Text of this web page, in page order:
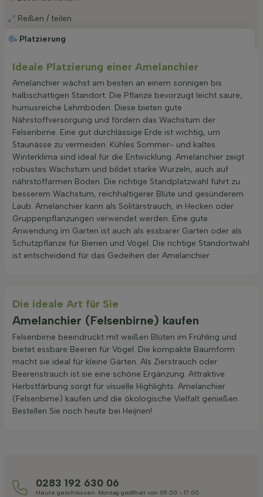
Platzierung
Reißen / teilen
Ideale Platzierung einer Amelanchier
Amelanchier wächst am besten an einem sonnigen bis
halbschattigen Standort. Die Pflanze bevorzugt leicht saure,
humusreiche Lehmböden. Diese bieten gute
Nährstoffversorgung und fördern das Wachstum der
Felsenbirne. Eine gut durchlässige Erde ist wichtig, um
Staunässe zu vermeiden. Kühles Sommer- und kaltes
Winterklima sind ideal für die Entwicklung. Amelanchier zeigt
robustes Wachstum und bildet starke Wurzeln, auch auf
nährstoffarmen Böden. Die richtige Standplatzwahl führt zu
besserem Wachstum, reichhaltigerer Blüte und gesünderem
Laub. Amelanchier kann als Solitärstrauch, in Hecken oder
Gruppenpflanzungen verwendet werden. Eine gute
Anwendung im Garten ist auch als essbarer Garten oder als
Schutzpflanze für Bienen und Vögel. Die richtige Standortwahl
ist entscheidend für das Gedeihen der Amelanchier.
Die ideale Art für Sie
Amelanchier (Felsenbirne) kaufen
Felsenbirne beeindruckt mit weißen Blüten im Frühling und
bietet essbare Beeren für Vögel. Die kompakte Baumform
macht sie ideal für kleine Gärten. Als Zierstrauch oder
Beerenstrauch ist sie eine schöne Ergänzung. Attraktive
Herbstfärbung sorgt für visuelle Highlights. Amelanchier
(Felsenbirne) kaufen und die ökologische Vielfalt genießen.
Bestellen Sie noch heute bei Heijnen!
0283 192 630 06
Heute geschlossen. Montag geöffnet von 09:00 - 17:00